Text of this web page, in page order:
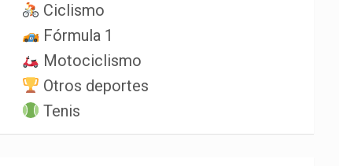
Ciclismo
Fórmula 1
Motociclismo
Otros deportes
Tenis